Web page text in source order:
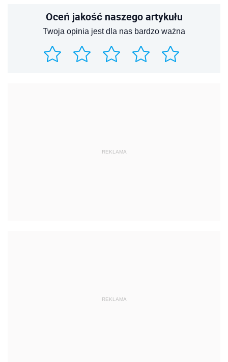
Oceń jakość naszego artykułu
Twoja opinia jest dla nas bardzo ważna
REKLAMA
REKLAMA